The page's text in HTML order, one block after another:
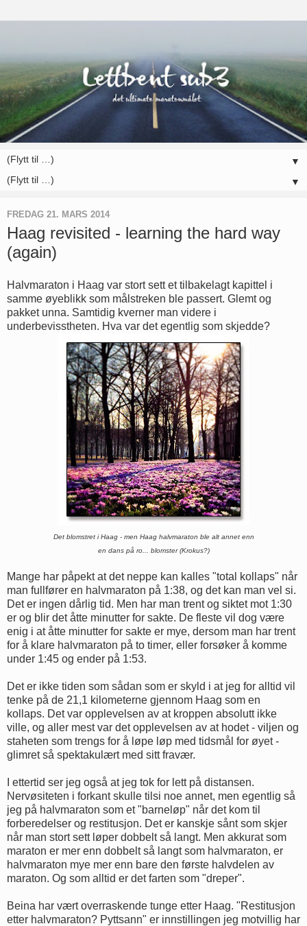
▼
▼
FREDAG 21. MARS 2014
Haag revisited - learning the hard way
(again)
Halvmaraton i Haag var stort sett et tilbakelagt kapittel i
samme øyeblikk som målstreken ble passert. Glemt og
pakket unna. Samtidig kverner man videre i
underbevisstheten. Hva var det egentlig som skjedde?
Det blomstret i Haag - men Haag halvmaraton ble alt annet enn
en dans på ro... blomster (Krokus?)
Mange har påpekt at det neppe kan kalles "total kollaps" når
man fullfører en halvmaraton på 1:38, og det kan man vel si.
Det er ingen dårlig tid. Men har man trent og siktet mot 1:30
er og blir det åtte minutter for sakte. De fleste vil dog være
enig i at åtte minutter for sakte er mye, dersom man har trent
for å klare halvmaraton på to timer, eller forsøker å komme
under 1:45 og ender på 1:53.
Det er ikke tiden som sådan som er skyld i at jeg for alltid vil
tenke på de 21,1 kilometerne gjennom Haag som en
kollaps. Det var opplevelsen av at kroppen absolutt ikke
ville, og aller mest var det opplevelsen av at hodet - viljen og
staheten som trengs for å løpe løp med tidsmål for øyet -
glimret så spektakulært med sitt fravær.
I ettertid ser jeg også at jeg tok for lett på distansen.
Nervøsiteten i forkant skulle tilsi noe annet, men egentlig så
jeg på halvmaraton som et "barneløp" når det kom til
forberedelser og restitusjon. Det er kanskje sånt som skjer
når man stort sett løper dobbelt så langt. Men akkurat som
maraton er mer enn dobbelt så langt som halvmaraton, er
halvmaraton mye mer enn bare den første halvdelen av
maraton. Og som alltid er det farten som "dreper".
Beina har vært overraskende tunge etter Haag. "Restitusjon
etter halvmaraton? Pyttsann" er innstillingen jeg motvillig har